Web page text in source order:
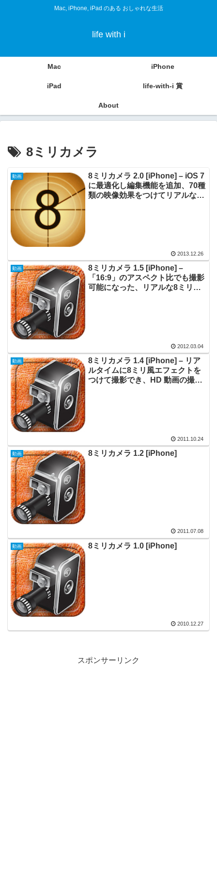
Mac, iPhone, iPad のある おしゃれな生活
life with i
Mac iPhone
iPad life-with-i 賞
About
8ミリカメラ
動画
8ミリカメラ 2.0 [iPhone] – iOS 7
に最適化し編集機能を追加、70種
類の映像効果をつけてリアルな8
2013.12.26
動画
8ミリカメラ 1.5 [iPhone] –
「16:9」のアスペクト比でも撮影
可能になった、リアルな8ミリ風
2012.03.04
動画
8ミリカメラ 1.4 [iPhone] – リア
ルタイムに8ミリ風エフェクトを
つけて撮影でき、HD 動画の撮影
2011.10.24
動画 8ミリカメラ 1.2 [iPhone]
2011.07.08
動画 8ミリカメラ 1.0 [iPhone]
2010.12.27
スポンサーリンク